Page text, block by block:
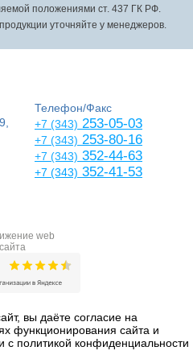
положениями ст. 437 ГК РФ.
уточняйте у менеджеров.
Телефон/Факс
+7 (343) 253-05-03
+7 (343) 253-80-16
+7 (343) 352-44-63
+7 (343) 352-41-53
web
сайта
вы даёте согласие на
функционирования сайта и
с политикой конфиденциальности